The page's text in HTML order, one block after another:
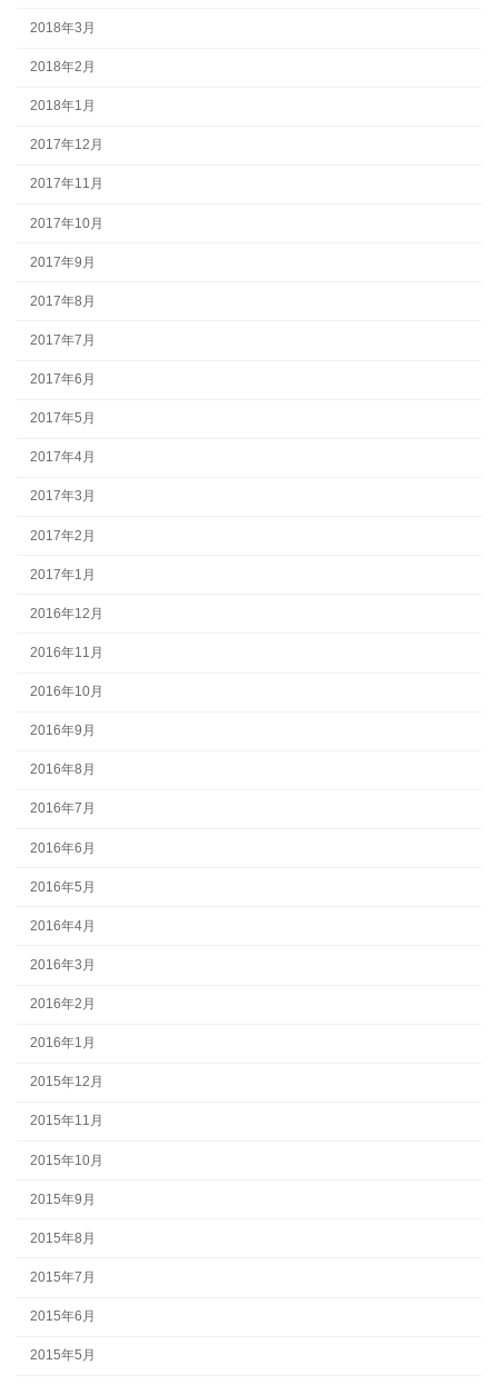
2018年3月
2018年2月
2018年1月
2017年12月
2017年11月
2017年10月
2017年9月
2017年8月
2017年7月
2017年6月
2017年5月
2017年4月
2017年3月
2017年2月
2017年1月
2016年12月
2016年11月
2016年10月
2016年9月
2016年8月
2016年7月
2016年6月
2016年5月
2016年4月
2016年3月
2016年2月
2016年1月
2015年12月
2015年11月
2015年10月
2015年9月
2015年8月
2015年7月
2015年6月
2015年5月